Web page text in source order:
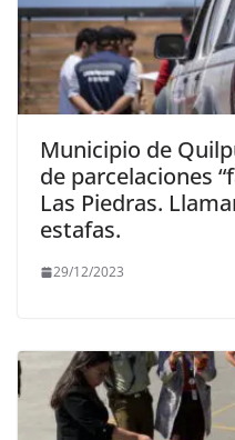
Municipio de
de parcelaciones
Las Piedras.
estafas.
29/12/2023